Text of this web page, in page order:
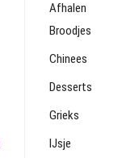
Afhalen
Broodjes
Chinees
Desserts
Grieks
IJsje